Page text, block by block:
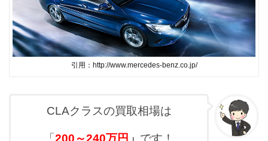
引用：http://www.mercedes-benz.co.jp/
CLAクラスの買取相場は
「200～240万円 」 です！